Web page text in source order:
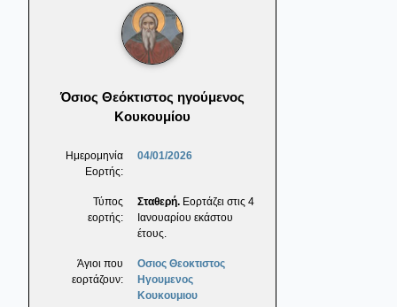
Όσιος Θεόκτιστος ηγούμενος
Κουκουμίου
Ημερομηνία
Εορτής:
04/01/2026
Τύπος
εορτής:
Σταθερή. Εορτάζει στις 4
Ιανουαρίου εκάστου
έτους.
Άγιοι που
εορτάζουν:
Οσιος Θεοκτιστος
Ηγουμενος
Κουκουμιου